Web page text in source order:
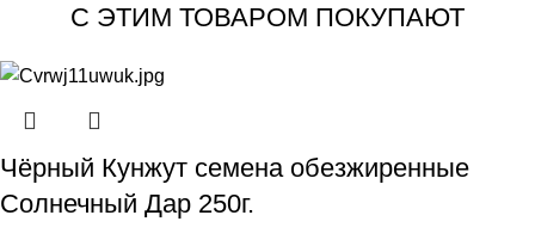
С ЭТИМ ТОВАРОМ ПОКУПАЮТ
Чёрный Кунжут семена обезжиренные
Солнечный Дар 250г.